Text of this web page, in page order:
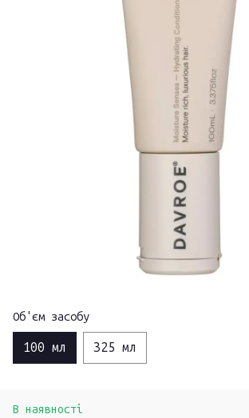
Об'єм засобу
100 мл 325 мл
В наявності